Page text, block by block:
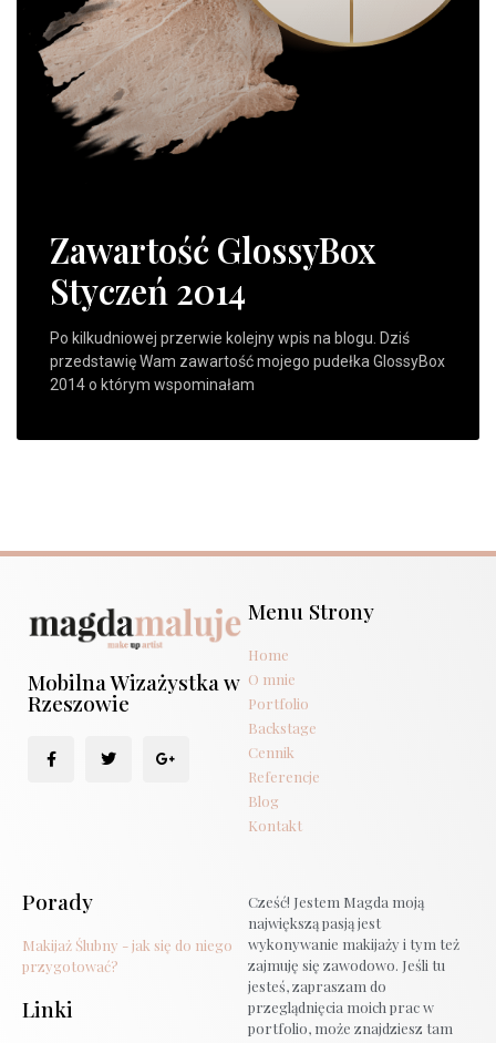
Zawartość GlossyBox
Styczeń 2014
Po kilkudniowej przerwie kolejny wpis na blogu. Dziś
przedstawię Wam zawartość mojego pudełka GlossyBox
2014 o którym wspominałam
Mobilna Wizażystka w
Rzeszowie
Menu Strony
Home
O mnie
Portfolio
Backstage
Cennik
Referencje
Blog
Kontakt
Porady
Makijaż Ślubny - jak się do niego
przygotować?
Linki
Cześć! Jestem Magda moją
największą pasją jest
wykonywanie makijaży i tym też
zajmuję się zawodowo. Jeśli tu
jesteś, zapraszam do
przeglądnięcia moich prac w
portfolio, może znajdziesz tam